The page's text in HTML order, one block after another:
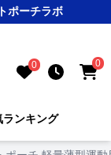
ポーチラボ
0 0
ランキング